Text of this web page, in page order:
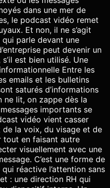
dans une mer de
le podcast vidéo remet
Et non, il ne s’agit
qui parle devant une
peut devenir un
est bien utilisé. Une
Entre les
emails et les bulletins
saturés d’informations
ne lit, on zappe dès la
importants se
vidéo vient casser
la voix, du visage et de
tout en faisant autre
visuellement avec une
C’est une forme de
réactive l’attention sans
: une direction RH qui